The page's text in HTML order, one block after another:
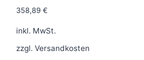
358,89 €
inkl. MwSt.
zzgl. Versandkosten